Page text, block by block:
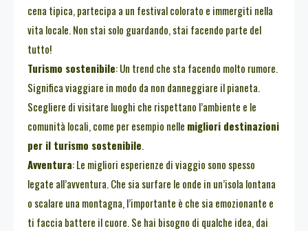
cena tipica, partecipa a un festival colorato e immergiti nella
vita locale. Non stai solo guardando, stai facendo parte del
tutto!
Turismo sostenibile: Un trend che sta facendo molto rumore.
Significa viaggiare in modo da non danneggiare il pianeta.
Scegliere di visitare luoghi che rispettano l’ambiente e le
comunità locali, come per esempio nelle migliori destinazioni
per il turismo sostenibile.
Avventura: Le migliori esperienze di viaggio sono spesso
legate all’avventura. Che sia surfare le onde in un’isola lontana
o scalare una montagna, l’importante è che sia emozionante e
ti faccia battere il cuore. Se hai bisogno di qualche idea, dai